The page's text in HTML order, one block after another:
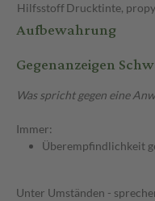
HilfsstoffDrucktinte,
Aufbewahrung
Gegenanzeigen
Was spricht gegen eine
Immer:
Überempfindlichkeit
Unter Umständen -